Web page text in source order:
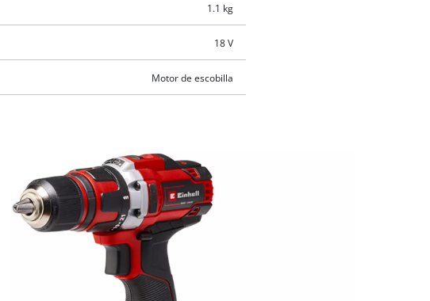
1.1 kg
18 V
Motor de escobilla